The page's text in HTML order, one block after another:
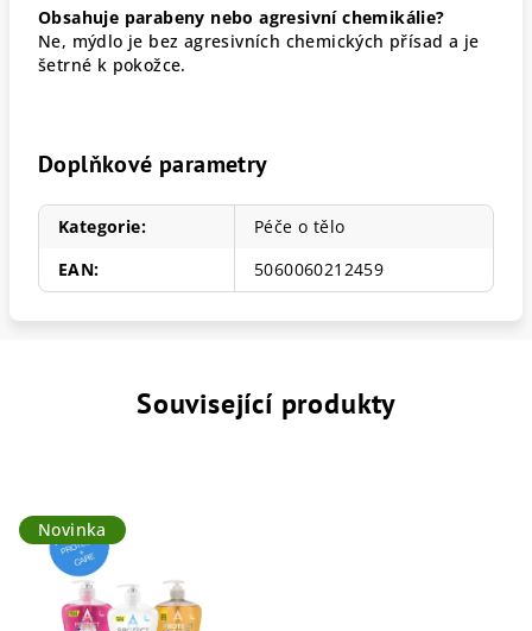
Obsahuje parabeny nebo agresivní chemikálie?
Ne, mýdlo je bez agresivních chemických přísad a je
šetrné k pokožce.
Doplňkové parametry
Kategorie:
Péče o tělo
EAN: 5060060212459
Související produkty
Novinka